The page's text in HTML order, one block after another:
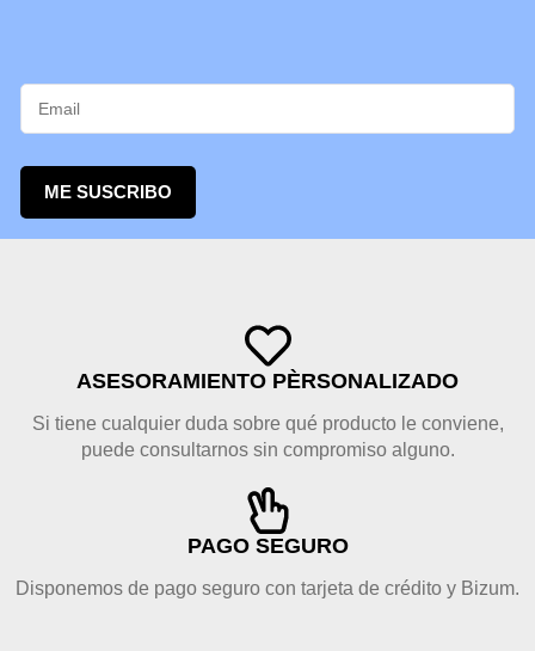
ME SUSCRIBO
ASESORAMIENTO PÈRSONALIZADO
Si tiene cualquier duda sobre qué producto le conviene,
puede consultarnos sin compromiso alguno.
PAGO SEGURO
Disponemos de pago seguro con tarjeta de crédito y Bizum.